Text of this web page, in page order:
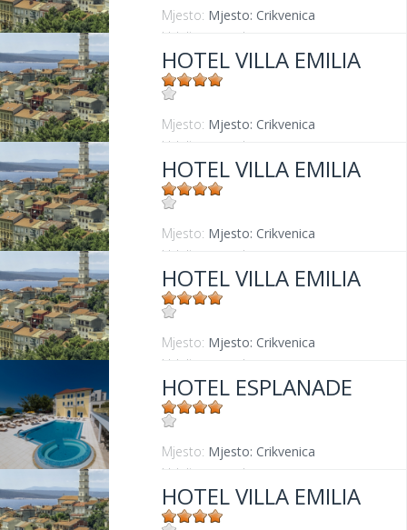
Mjesto: Mjesto: Crikvenica
Udaljenost od mora:
HOTEL VILLA EMILIA
Mjesto: Mjesto: Crikvenica
Udaljenost od mora:
HOTEL VILLA EMILIA
Mjesto: Mjesto: Crikvenica
Udaljenost od mora:
HOTEL VILLA EMILIA
Mjesto: Mjesto: Crikvenica
Udaljenost od mora:
HOTEL ESPLANADE
Mjesto: Mjesto: Crikvenica
Udaljenost od mora:
HOTEL VILLA EMILIA